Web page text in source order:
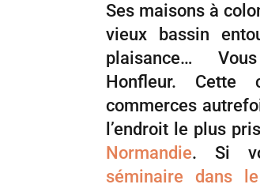
Ses maisons à
vieux bassin
plaisance…
Honfleur. Cette
commerces
l’endroit le plus
Normandie. Si
séminaire dans